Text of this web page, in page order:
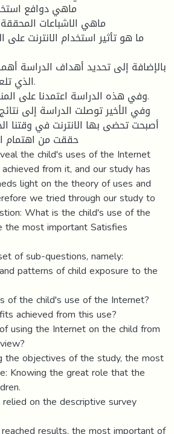
بالإضافة إلى تحديد أهداف الدراسة
الذي
وفي هذه الدراسة اعتمدنا على
وفي الأخير توصلت الدراسة إلى
أصبحت تحضى بها الانترنت في وقتنا
حققت من اهتمام
the child's uses of the Internet
from it, and our study has
light on the theory of uses and
we tried through our study to
What is the child's use of the
the most important Satisfies
of sub-questions, namely:
patterns of child exposure to the
of the child's use of the Internet?
achieved from this use?
using the Internet on the child from
the objectives of the study, the most
Knowing the great role that the
on the descriptive survey